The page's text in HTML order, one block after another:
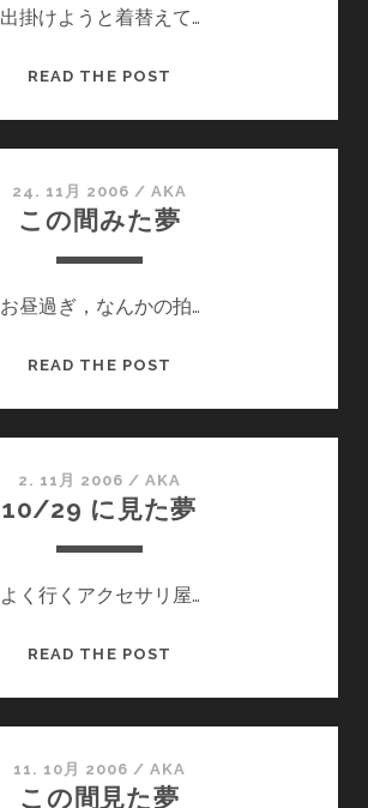
出掛けようと着替えて…
READ THE POST
た
夢
24. 11月 2006 /AKA
この間みた夢
お昼過ぎ，なんかの拍…
READ THE POST
た
夢
2. 11月 2006 /AKA
10/29 に見た夢
よく行くアクセサリ屋…
READ THE POST
夢
11. 10月 2006 /AKA
この間見た夢